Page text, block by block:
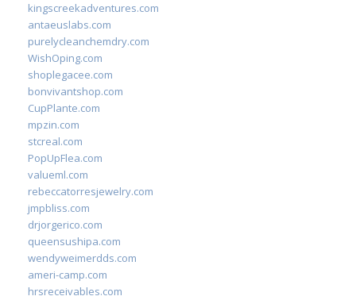
kingscreekadventures.com
antaeuslabs.com
purelycleanchemdry.com
WishOping.com
shoplegacee.com
bonvivantshop.com
CupPlante.com
mpzin.com
stcreal.com
PopUpFlea.com
valueml.com
rebeccatorresjewelry.com
jmpbliss.com
drjorgerico.com
queensushipa.com
wendyweimerdds.com
ameri-camp.com
hrsreceivables.com